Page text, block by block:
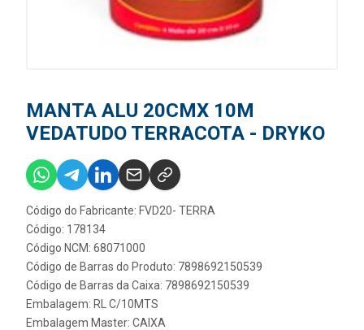
MANTA ALU 20CMX 10M
VEDATUDO TERRACOTA - DRYKO
Código do Fabricante: FVD20- TERRA
Código: 178134
Código NCM: 68071000
Código de Barras do Produto: 7898692150539
Código de Barras da Caixa: 7898692150539
Embalagem: RL C/10MTS
Embalagem Master: CAIXA